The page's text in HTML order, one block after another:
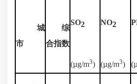
城
市
综
合指数
SO2
(µg/m3)
NO2
(µg/m3)